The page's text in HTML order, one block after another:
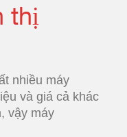
thị
nhiều máy
và giá cả khác
vậy máy